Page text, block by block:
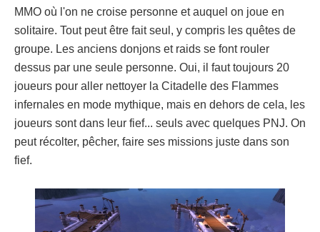
MMO où l'on ne croise personne et auquel on joue en
solitaire. Tout peut être fait seul, y compris les quêtes de
groupe. Les anciens donjons et raids se font rouler
dessus par une seule personne. Oui, il faut toujours 20
joueurs pour aller nettoyer la Citadelle des Flammes
infernales en mode mythique, mais en dehors de cela, les
joueurs sont dans leur fief... seuls avec quelques PNJ. On
peut récolter, pêcher, faire ses missions juste dans son
fief.